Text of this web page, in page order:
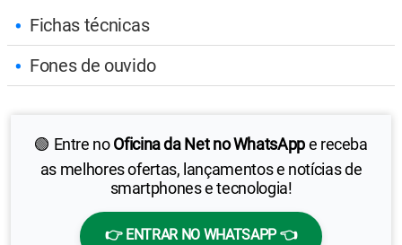
Fichas técnicas
Fones de ouvido
🟢 Entre noOficina da Net no WhatsAppe receba
as melhores ofertas, lançamentos e notícias de
smartphones e tecnologia!
👉 ENTRAR NO WHATSAPP 👈